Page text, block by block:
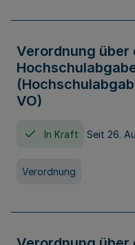
Verordnung über
VO)
In Kraft Seit 26.
Verordnung